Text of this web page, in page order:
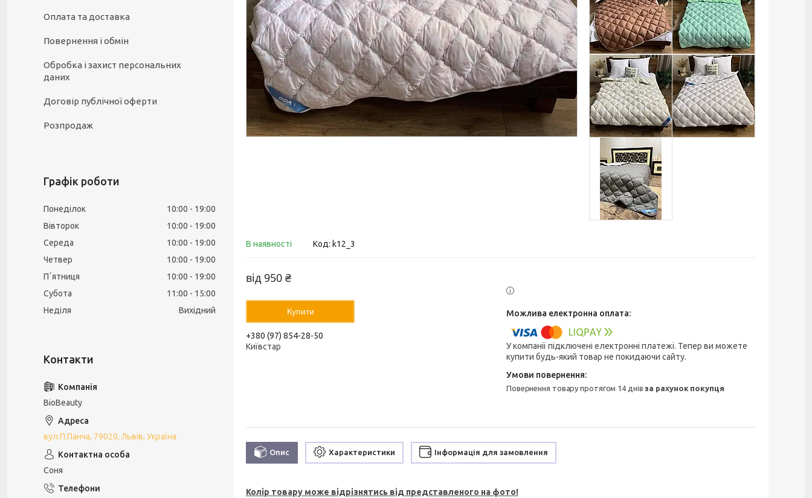
В наявності Код: k12_3
від 950 ₴
Купити
+380 (97) 854-28-50
Київстар
У компанії підключені електронні платежі. Тепер ви можете
купити будь-який товар не покидаючи сайту.
повернення товару протягом 14 днівза рахунок покупця
Опис Характеристики Інформація для замовлення
Колір товару може відрізнятись від представленого на фото!
Оплата та доставка
Повернення і обмін
Обробка і захист персональних
даних
Договір публічної оферти
Розпродаж
Графік роботи
Понеділок 10:00
19:00
Вівторок
10:00
19:00
Середа
10:00
19:00
Четвер
10:00
19:00
Пʼятниця
10:00
19:00
Субота
11:00
15:00
Неділя
Вихідний
BioBeauty
вул.П.Панча, 79020, Львів, Україна
Соня